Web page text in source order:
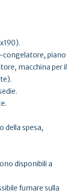
piano
macchina per il
della spesa,
disponibili a
fumare sulla